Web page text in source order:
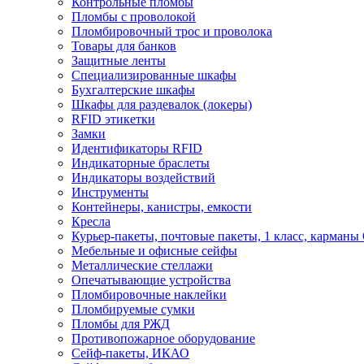
Пломбы с проволокой
Пломбировочный трос и проволока
Товары для банков
Защитные ленты
Cпециализированные шкафы
Бухгалтерские шкафы
Шкафы для раздевалок (локеры)
RFID этикетки
Замки
Идентификаторы RFID
Индикаторные браслеты
Индикаторы воздействий
Инструменты
Контейнеры, канистры, емкости
Кресла
Курьер-пакеты, почтовые пакеты, 1 класс,
Мебельные и офисные сейфы
Металлические стеллажи
Опечатывающие устройства
Пломбировочные наклейки
Пломбируемые сумки
Пломбы для РЖД
Противопожарное оборудование
Сейф-пакеты, ИКАО